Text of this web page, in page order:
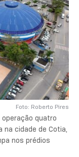
Foto: Roberto Pires
quatro
cidade de Cotia,
nos prédios